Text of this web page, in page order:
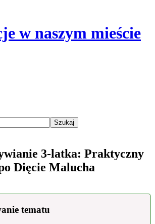
w naszym mieście
3-latka: Praktyczny
Dięcie Malucha
tematu